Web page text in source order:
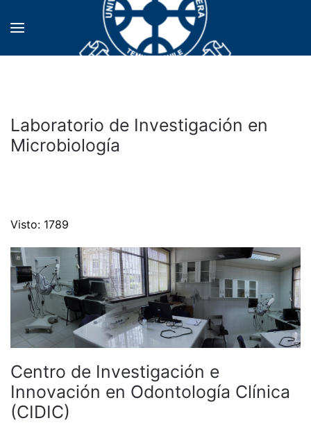
Laboratorio de Investigación en
Microbiología
Visto: 1789
Centro de Investigación e
Innovación en Odontología Clínica
(CIDIC)